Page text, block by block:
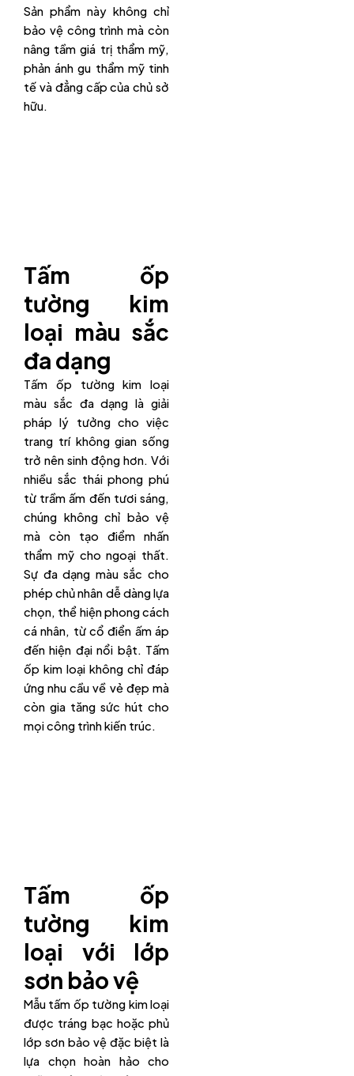
Sản phẩm này không chỉ
bảo vệ công trình mà còn
nâng tầm giá trị thẩm mỹ,
phản ánh gu thẩm mỹ tinh
tế và đẳng cấp của chủ sở
hữu.
Tấm ốp
tường kim
loại màu sắc
đa dạng
Tấm ốp tường kim loại
màu sắc đa dạng là giải
pháp lý tưởng cho việc
trang trí không gian sống
trở nên sinh động hơn. Với
nhiều sắc thái phong phú
từ trầm ấm đến tươi sáng,
chúng không chỉ bảo vệ
mà còn tạo điểm nhấn
thẩm mỹ cho ngoại thất.
Sự đa dạng màu sắc cho
phép chủ nhân dễ dàng lựa
chọn, thể hiện phong cách
cá nhân, từ cổ điển ấm áp
đến hiện đại nổi bật. Tấm
ốp kim loại không chỉ đáp
ứng nhu cầu về vẻ đẹp mà
còn gia tăng sức hút cho
mọi công trình kiến trúc.
Tấm ốp
tường kim
loại với lớp
sơn bảo vệ
Mẫu tấm ốp tường kim loại
được tráng bạc hoặc phủ
lớp sơn bảo vệ đặc biệt là
lựa chọn hoàn hảo cho